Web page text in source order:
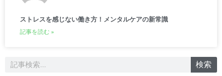
ストレスを感じない働き方！メンタルケアの新常識
記事を読む »
検
検索